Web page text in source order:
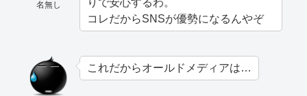
名無し
コレだからSNSが優勢になるんやぞ
これだからオールドメディアは…